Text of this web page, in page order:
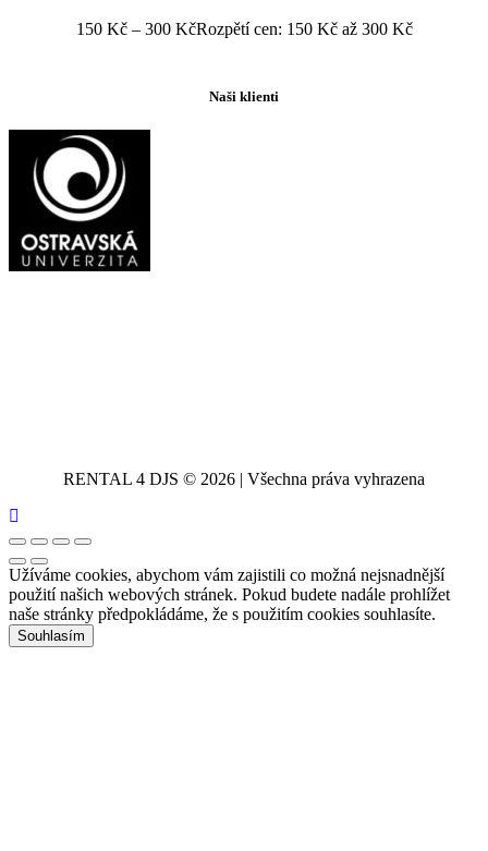
150 Kč – 300 KčRozpětí cen: 150 Kč až 300 Kč
Naši klienti
RENTAL 4 DJS © 2026 | Všechna práva vyhrazena
Užíváme cookies, abychom vám zajistili co možná nejsnadnější
použití našich webových stránek. Pokud budete nadále prohlížet
naše stránky předpokládáme, že s použitím cookies souhlasíte.
Souhlasím